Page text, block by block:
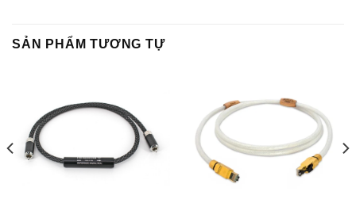
SẢN PHẨM TƯƠNG TỰ